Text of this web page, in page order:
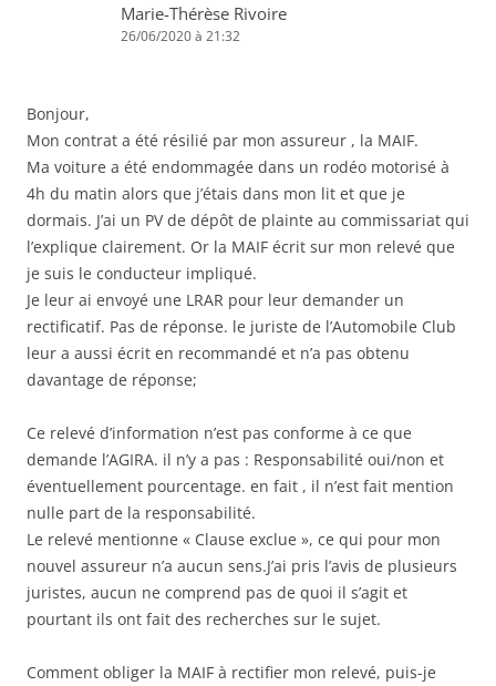
Marie-Thérèse Rivoire
26/06/2020 à 21:32
Bonjour,
Mon contrat a été résilié par mon assureur , la MAIF.
Ma voiture a été endommagée dans un rodéo motorisé à
4h du matin alors que j’étais dans mon lit et que je
dormais. J’ai un PV de dépôt de plainte au commissariat qui
l’explique clairement. Or la MAIF écrit sur mon relevé que
je suis le conducteur impliqué.
Je leur ai envoyé une LRAR pour leur demander un
rectificatif. Pas de réponse. le juriste de l’Automobile Club
leur a aussi écrit en recommandé et n’a pas obtenu
davantage de réponse;
Ce relevé d’information n’est pas conforme à ce que
demande l’AGIRA. il n’y a pas : Responsabilité oui/non et
éventuellement pourcentage. en fait , il n’est fait mention
nulle part de la responsabilité.
Le relevé mentionne « Clause exclue », ce qui pour mon
nouvel assureur n’a aucun sens.J’ai pris l’avis de plusieurs
juristes, aucun ne comprend pas de quoi il s’agit et
pourtant ils ont fait des recherches sur le sujet.
Comment obliger la MAIF à rectifier mon relevé, puis-je